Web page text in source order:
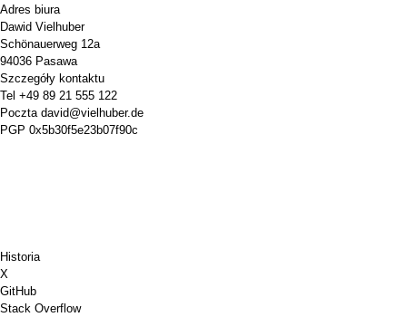
Adres biura
Dawid Vielhuber
Schönauerweg 12a
94036 Pasawa
Szczegóły kontaktu
Tel +49 89 21 555 122
Poczta david@vielhuber.de
PGP 0x5b30f5e23b07f90c
Historia
X
GitHub
Stack Overflow